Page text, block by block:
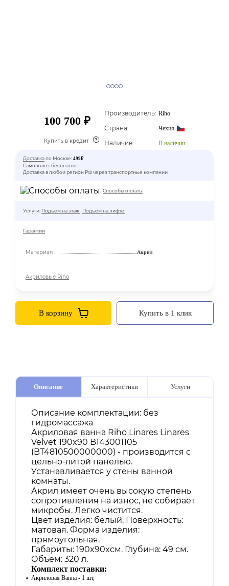
100 700 ₽
Купить в кредит
Производитель: Riho
Страна: Чехия
Наличие: В наличии
Доставка по Москве: 499₽
Самовывоз-бесплатно
Доставка в любой регион РФ через транспортные компании
Способы оплаты
Услуги: Подъем на этаж Подъем на лифте
Гарантии
Материал Акрил
Акриловые Riho
В корзину Купить в 1 клик
Описание Характеристики Услуги
Описание комплектации: без
гидромассажа
Акриловая ванна Riho Linares Linares
Velvet 190x90 B143001105
(BT4810500000000) - производится с
цельно-литой панелью.
Устанавливается у стены ванной
комнаты.
Акрил имеет очень высокую степень
сопротивления на износ, не собирает
микробы. Легко чистится.
Цвет изделия: белый. Поверхность:
матовая. Форма изделия:
прямоугольная.
Габариты: 190x90xсм. Глубина: 49 см.
Объем: 320 л.
Комплект поставки:
Акриловая Ванна - 1 шт,